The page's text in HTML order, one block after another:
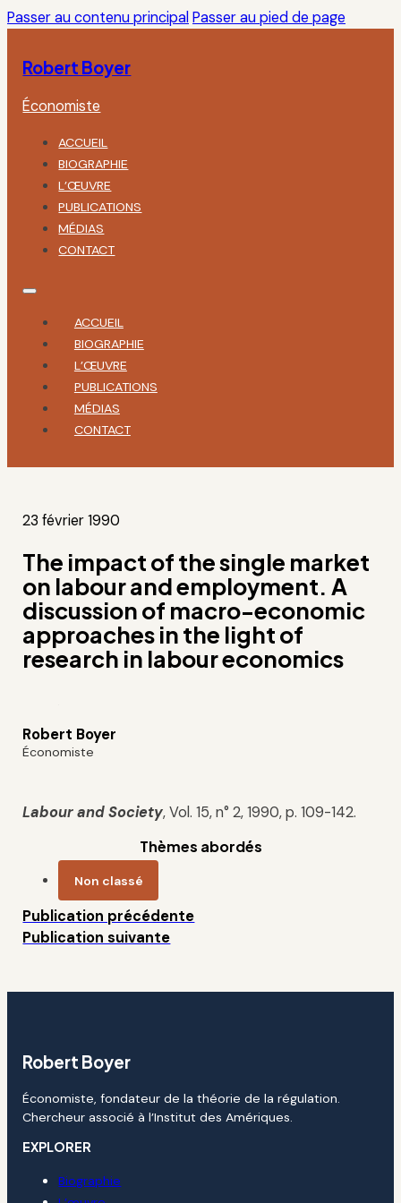
Passer au contenu principal Passer au pied de page
Robert Boyer
Économiste
ACCUEIL
BIOGRAPHIE
L’ŒUVRE
PUBLICATIONS
MÉDIAS
CONTACT
ACCUEIL
BIOGRAPHIE
L’ŒUVRE
PUBLICATIONS
MÉDIAS
CONTACT
23 février 1990
The impact of the single market
on labour and employment. A
discussion of macro-economic
approaches in the light of
research in labour economics
Robert Boyer
Économiste
Labour and Society, Vol. 15, n° 2, 1990, p. 109-142.
Thèmes abordés
Non classé
Publication précédente
Publication suivante
Robert Boyer
Économiste, fondateur de la théorie de la régulation.
Chercheur associé à l’Institut des Amériques.
EXPLORER
Biographie